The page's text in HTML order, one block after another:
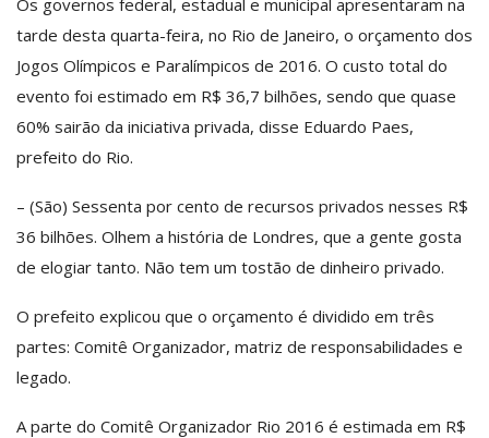
tarde desta quarta-feira, no Rio de Janeiro, o orçamento dos
Jogos Olímpicos e Paralímpicos de 2016. O custo total do
evento foi estimado em R$ 36,7 bilhões, sendo que quase
60% sairão da iniciativa privada, disse Eduardo Paes,
prefeito do Rio.
– (São) Sessenta por cento de recursos privados nesses R$
36 bilhões. Olhem a história de Londres, que a gente gosta
de elogiar tanto. Não tem um tostão de dinheiro privado.
O prefeito explicou que o orçamento é dividido em três
partes: Comitê Organizador, matriz de responsabilidades e
legado.
A parte do Comitê Organizador Rio 2016 é estimada em R$